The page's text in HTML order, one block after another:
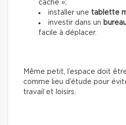
caché »;
installer une tablette
investir dans un
facile à déplacer.
Même petit, l’espace doit
comme lieu d’étude pour
travail et loisirs.